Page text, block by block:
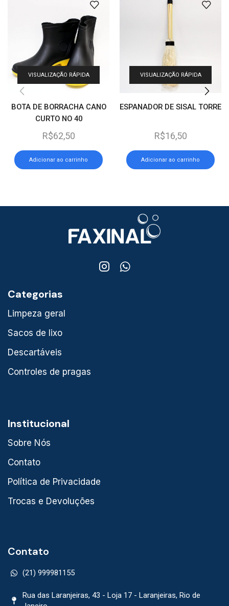
VISUALIZAÇÃO RÁPIDA
BOTA DE BORRACHA CANO
CURTO NO 40
R$62,50
Adicionar ao carrinho
VISUALIZAÇÃO RÁPIDA
ESPANADOR DE SISAL TORRE
R$16,50
Adicionar ao carrinho
Categorias
Limpeza geral
Sacos de lixo
Descartáveis
Controles de pragas
Institucional
Sobre Nós
Contato
Política de Privacidade
Trocas e Devoluções
Contato
(21) 999981155
Rua das Laranjeiras, 43 - Loja 17 - Laranjeiras, Rio de